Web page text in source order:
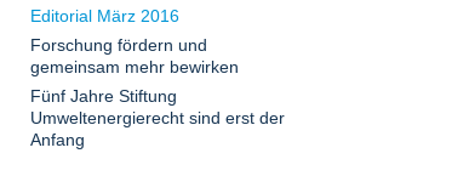
Editorial März 2016
Forschung fördern und
gemeinsam mehr bewirken
Fünf Jahre Stiftung
Umweltenergierecht sind erst der
Anfang